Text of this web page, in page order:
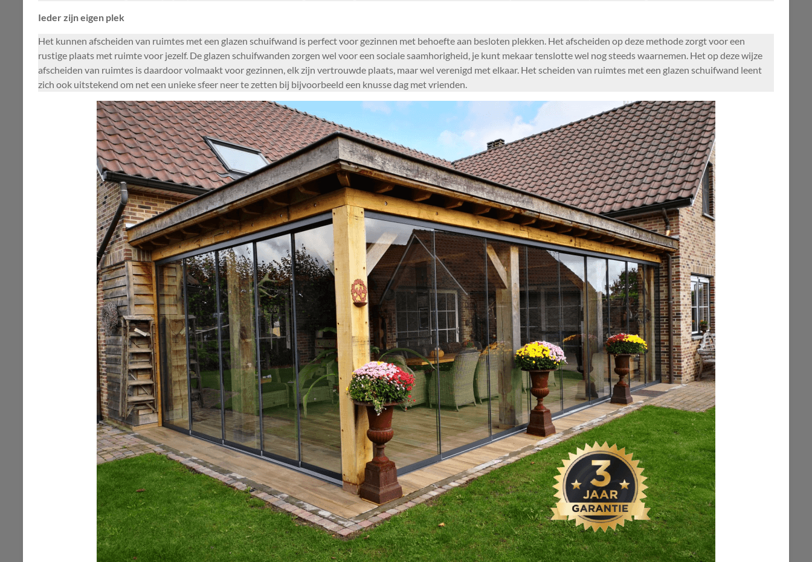
Ieder zijn eigen plek
Het kunnen afscheiden van ruimtes met een glazen schuifwand is perfect voor gezinnen met behoefte aan besloten plekken. Het afscheiden op deze methode zorgt voor een
rustige plaats met ruimte voor jezelf. De glazen schuifwanden zorgen wel voor een sociale saamhorigheid, je kunt mekaar tenslotte wel nog steeds waarnemen. Het op deze wijze
afscheiden van ruimtes is daardoor volmaakt voor gezinnen, elk zijn vertrouwde plaats, maar wel verenigd met elkaar. Het scheiden van ruimtes met een glazen schuifwand leent
zich ook uitstekend om net een unieke sfeer neer te zetten bij bijvoorbeeld een knusse dag met vrienden.